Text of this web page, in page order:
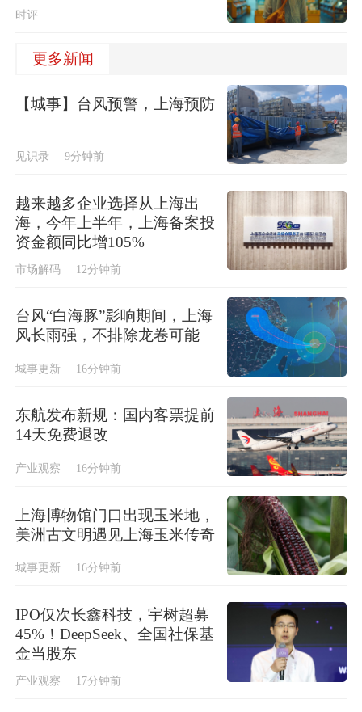
时评
更多新闻
【城事】台风预警，上海预防
见识录 9分钟前
越来越多企业选择从上海出
海，今年上半年，上海备案投
资金额同比增105%
市场解码 12分钟前
台风“白海豚”影响期间，上海
风长雨强，不排除龙卷可能
城事更新 16分钟前
东航发布新规：国内客票提前
14天免费退改
产业观察 16分钟前
上海博物馆门口出现玉米地，
美洲古文明遇见上海玉米传奇
城事更新 16分钟前
IPO仅次长鑫科技，宇树超募
45%！DeepSeek、全国社保基
金当股东
产业观察 17分钟前